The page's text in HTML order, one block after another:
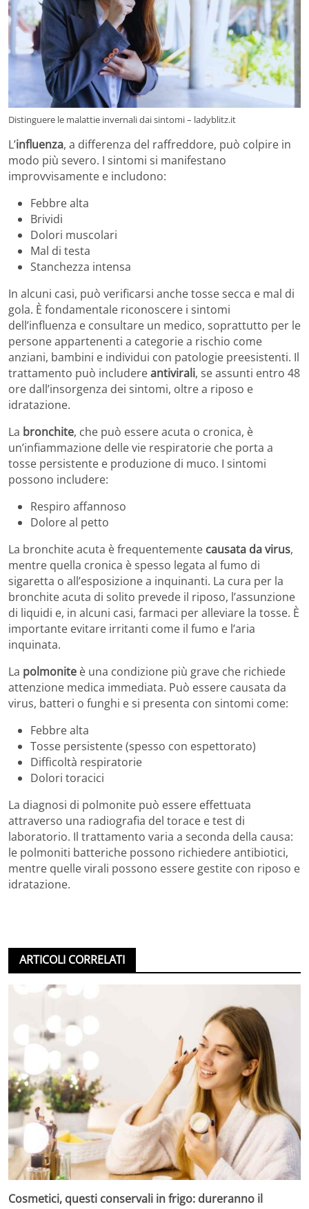
Distinguere le malattie invernali dai sintomi – ladyblitz.it
L’influenza, a differenza del raffreddore, può colpire in
modo più severo. I sintomi si manifestano
improvvisamente e includono:
Febbre alta
Brividi
Dolori muscolari
Mal di testa
Stanchezza intensa
In alcuni casi, può verificarsi anche tosse secca e mal di
gola. È fondamentale riconoscere i sintomi
dell’influenza e consultare un medico, soprattutto per le
persone appartenenti a categorie a rischio come
anziani, bambini e individui con patologie preesistenti. Il
trattamento può includereantivirali, se assunti entro 48
ore dall’insorgenza dei sintomi, oltre a riposo e
idratazione.
La bronchite, che può essere acuta o cronica, è
un’infiammazione delle vie respiratorie che porta a
tosse persistente e produzione di muco. I sintomi
possono includere:
Respiro affannoso
Dolore al petto
La bronchite acuta è frequentemente causata da virus,
mentre quella cronica è spesso legata al fumo di
sigaretta o all’esposizione a inquinanti. La cura per la
bronchite acuta di solito prevede il riposo, l’assunzione
di liquidi e, in alcuni casi, farmaci per alleviare la tosse. È
importante evitare irritanti come il fumo e l’aria
inquinata.
La polmonite è una condizione più grave che richiede
attenzione medica immediata. Può essere causata da
virus, batteri o funghi e si presenta con sintomi come:
Febbre alta
Tosse persistente (spesso con espettorato)
Difficoltà respiratorie
Dolori toracici
La diagnosi di polmonite può essere effettuata
attraverso una radiografia del torace e test di
laboratorio. Il trattamento varia a seconda della causa:
le polmoniti batteriche possono richiedere antibiotici,
mentre quelle virali possono essere gestite con riposo e
idratazione.
ARTICOLI CORRELATI
Cosmetici, questi conservali in frigo: dureranno il